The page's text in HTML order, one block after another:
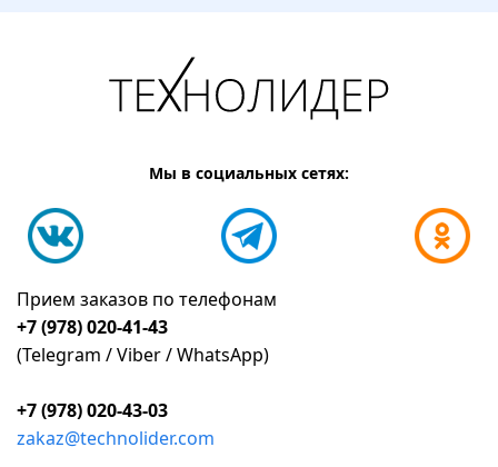
Мы в социальных сетях:
Прием заказов по телефонам
+7 (978) 020-41-43
(Telegram / Viber / WhatsApp)
+7 (978) 020-43-03
zakaz@technolider.com